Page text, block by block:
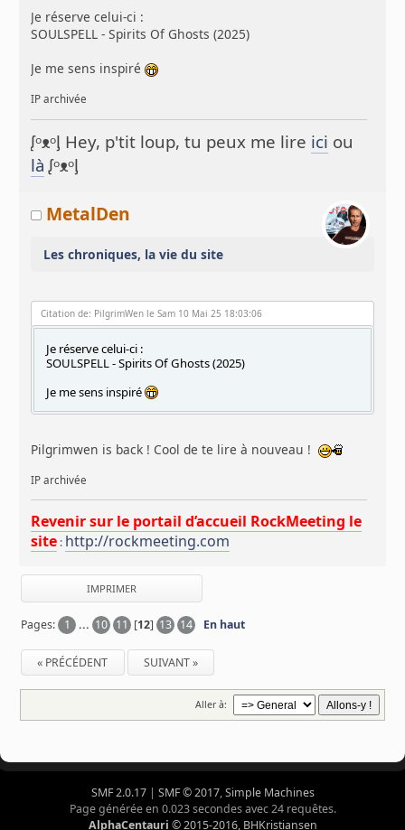
Je réserve celui-ci :
SOULSPELL - Spirits Of Ghosts (2025)
Je me sens inspiré
IP archivée
ᶘᵒᴥᵒᶅ Hey, p'tit loup, tu peux me lire ici ou
là ᶘᵒᴥᵒᶅ
MetalDen
Les chroniques, la vie du site
Citation de: PilgrimWen le Sam 10 Mai 25 18:03:06
Je réserve celui-ci :
SOULSPELL - Spirits Of Ghosts (2025)
Je me sens inspiré
Pilgrimwen is back ! Cool de te lire à nouveau !
IP archivée
Revenir sur le portail d’accueil RockMeeting le
site : http://rockmeeting.com
IMPRIMER
Pages: 1 ... 10 11 [12] 13 14 En haut
« PRÉCÉDENT SUIVANT »
Aller à:
SMF 2.0.17| SMF © 2017,Simple Machines
Page générée en 0.023 secondes avec 24 requêtes.
AlphaCentauri © 2015-2016, BHKristiansen